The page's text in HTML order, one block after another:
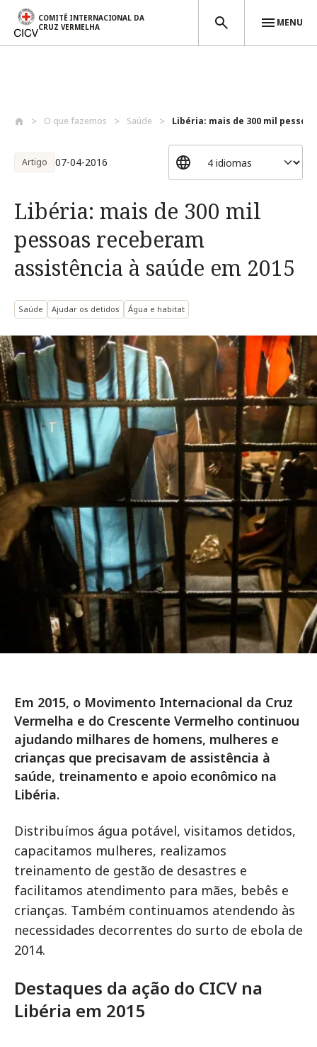
COMITÊ INTERNACIONAL DA
CRUZ VERMELHA
MENU
O que fazemos Saúde Libéria: mais de 300 mil
Artigo 07-04-2016
Libéria: mais de 300 mil
pessoas receberam
assistência à saúde em 2015
Saúde Ajudar os detidos Água e habitat
Em 2015, o Movimento Internacional da Cruz
Vermelha e do Crescente Vermelho continuou
ajudando milhares de homens, mulheres e
crianças que precisavam de assistência à
saúde, treinamento e apoio econômico na
Libéria.
Distribuímos água potável, visitamos detidos,
capacitamos mulheres, realizamos
treinamento de gestão de desastres e
facilitamos atendimento para mães, bebês e
crianças. Também continuamos atendendo às
necessidades decorrentes do surto de ebola de
2014.
Destaques da ação do CICV na
Libéria em 2015